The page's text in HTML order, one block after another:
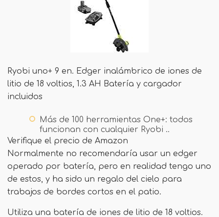
Ryobi uno+ 9 en. Edger inalámbrico de iones de
litio de 18 voltios, 1.3 AH Batería y cargador
incluidos
Más de 100 herramientas One+: todos
funcionan con cualquier Ryobi ..
Verifique el precio de Amazon
Normalmente no recomendaría usar un edger
operado por batería, pero en realidad tengo uno
de estos, y ha sido un regalo del cielo para
trabajos de bordes cortos en el patio.
Utiliza una batería de iones de litio de 18 voltios.